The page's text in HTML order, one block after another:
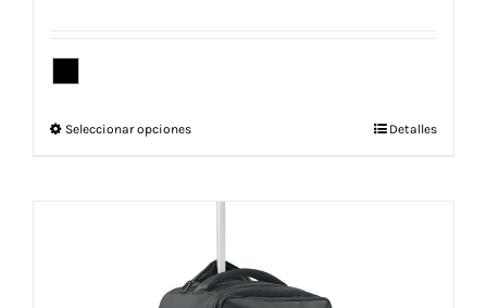
Seleccionar opcionesEste
múltiples
opciones
se
Detalles